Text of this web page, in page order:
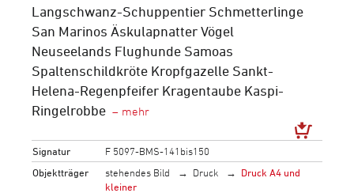
Langschwanz-Schuppentier Schmetterlinge
San Marinos Äskulapnatter Vögel
Neuseelands Flughunde Samoas
Spaltenschildkröte Kropfgazelle Sankt-
Helena-Regenpfeifer Kragentaube Kaspi-
Ringelrobbe
Signatur
F 5097-BMS-141bis150
Objektträger
stehendes Bild Druck
Druck A4 und
kleiner